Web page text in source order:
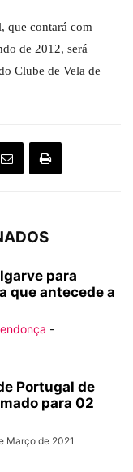
que contará com
de 2012, será
Clube de Vela de
para
que antecede a
-
Portugal de
para 02
Março de 2021